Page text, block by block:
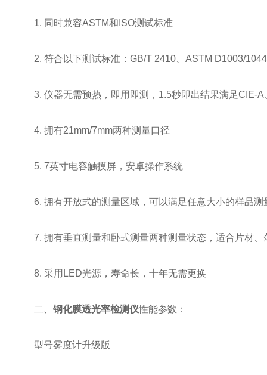
1. 同时兼容ASTM和ISO测试标准
2. 符合以下测试标准：GB/T 2410、ASTM D1003/1044
3. 仪器无需预热，即用即测，1.5秒即出结果满足CIE-A
4. 拥有21mm/7mm两种测量口径
5. 7英寸电容触摸屏，安卓操作系统
6. 拥有开放式的测量区域，可以满足任意大小的样品测
7. 拥有垂直测量和卧式测量两种测量状态，适合片材、
8. 采用LED光源，寿命长，十年无需更换
二、 钢化膜透光率检测仪性能参数：
型号雾度计升级版